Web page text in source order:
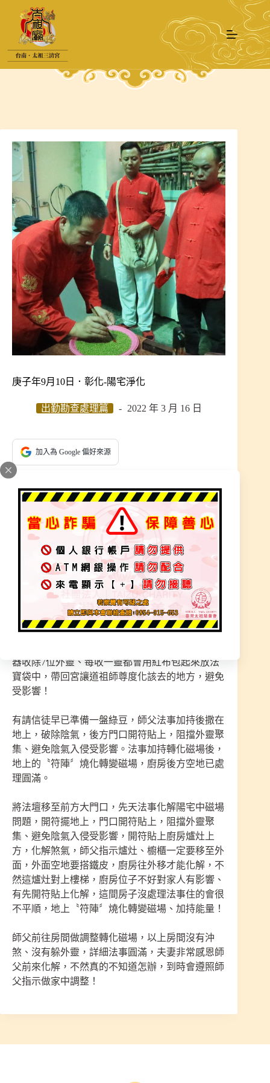
要
庚子年9月10日．彰化-陽宅淨化
出勤勘查處理篇 2022 年 3 月 16 日
加入為 Google 偏好來源
因小孩問題來請示師父，大女兒常常流鼻血、小兒
子出生前半年都在住醫院，媽媽身體、精神狀況也
不佳，師父指示住的房子磁場很不好，要處理才能
住的平順。女信徒也告知住進這屋子，懷有小兒子
時、就檢查出肺有問題，還早產、出生後發現肺破
洞、前半年都在住院，出院後回家也不好顧，常常
晚上睡不好會灰(哭鬧)、大人也很累，才會想來找
師父化解。
師父前來勘查時，陽宅後面有空地，指示先擺法壇
在這。師兄們擺上供品、毛筆、紙、法器、墨水，
器收除7位外靈、每收一靈都會用紅布包起來放法
寶袋中，帶回宮讓道祖師尊度化該去的地方，避免
受影響！
有請信徒早已準備一盤綠豆，師父法事加持後撒在
地上，破除陰氣，後方門口開符貼上，阻擋外靈聚
集、避免陰氣入侵受影響。法事加持轉化磁場後，
地上的〝符陣〞燒化轉變磁場，廚房後方空地已處
理圓滿。
將法壇移至前方大門口，先天法事化解陽宅中磁場
問題，開符擺地上，門口開符貼上，阻擋外靈聚
集、避免陰氣入侵受影響，開符貼上廚房爐灶上
方，化解煞氣，師父指示爐灶、櫥櫃一定要移至外
面，外面空地要搭鐵皮，廚房往外移才能化解，不
然這爐灶對上樓梯，廚房位子不好對家人有影響、
有先開符貼上化解，這間房子沒處理法事住的會很
不平順，地上〝符陣〞燒化轉變磁場、加持能量！
師父前往房間做調整轉化磁場，以上房間沒有沖
煞、沒有躲外靈，詳細法事圓滿，夫妻非常感恩師
父前來化解，不然真的不知道怎辦，到時會遵照師
父指示做家中調整！